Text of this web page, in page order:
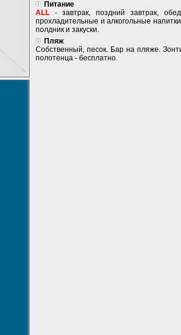
Питание
ALL - завтрак, поздний завтрак,
прохладительные и алкогольные
полдник и закуски.
Пляж
Собственный, песок. Бар на пляже.
полотенца - бесплатно.